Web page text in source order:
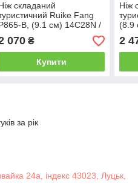
складаний
Ruike Fang
B, (9.1 см) 14C28N /
G10 чорний
070₴
Купити
Ніж
(8.9
2
за рік
24а, індекс 43023, Луцьк,